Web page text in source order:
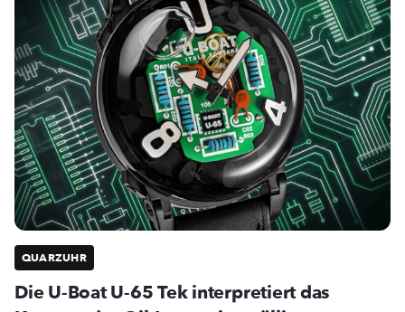
QUARZUHR
Die U-Boat U-65 Tek interpretiert das